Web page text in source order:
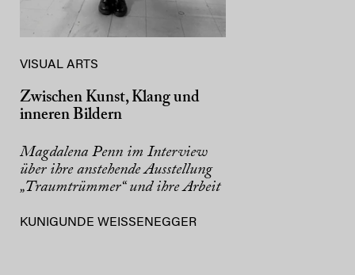
VISUAL ARTS
Zwischen Kunst, Klang und
inneren Bildern
Magdalena Penn im Interview
über ihre anstehende Ausstellung
„Traumtrümmer“ und ihre Arbeit
KUNIGUNDE WEISSENEGGER